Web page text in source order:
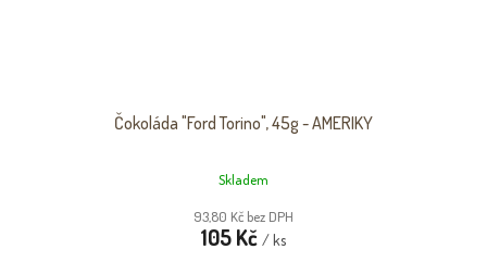
Čokoláda "Ford Torino", 45g - AMERIKY
Skladem
93,80 Kč bez DPH
105 Kč / ks